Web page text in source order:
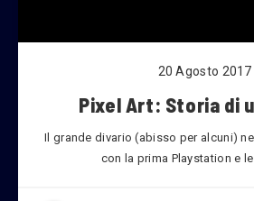
20 Agosto 2017
Pixel Art: Storia di
Il grande divario (abisso per alcuni)
con la prima Playstation e